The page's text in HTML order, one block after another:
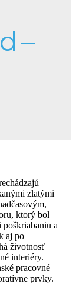
–
zlatými
ktorý bol
a
aj po
životnosť
interiéry.
pracovné
prvky.